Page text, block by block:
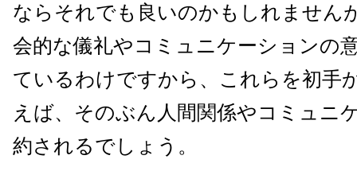
ならそれでも良いのかもしれません
会的な儀礼やコミュニケーションの
ているわけですから、これらを初手
えば、そのぶん人間関係やコミュニ
約されるでしょう。